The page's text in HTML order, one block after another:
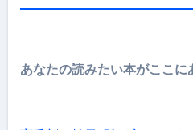
あなたの読みたい本がここに